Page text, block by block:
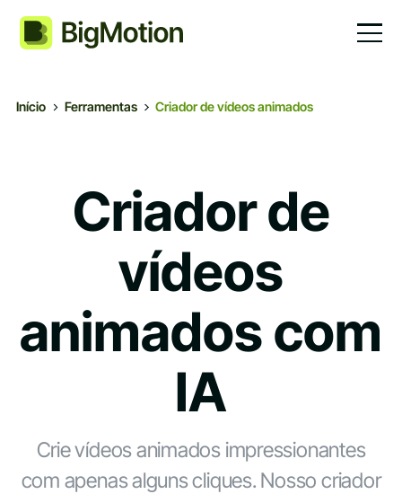
Início Ferramentas Criador de vídeos animados
Criador de
vídeos
animados com
IA
Crie vídeos animados impressionantes
com apenas alguns cliques. Nosso criador